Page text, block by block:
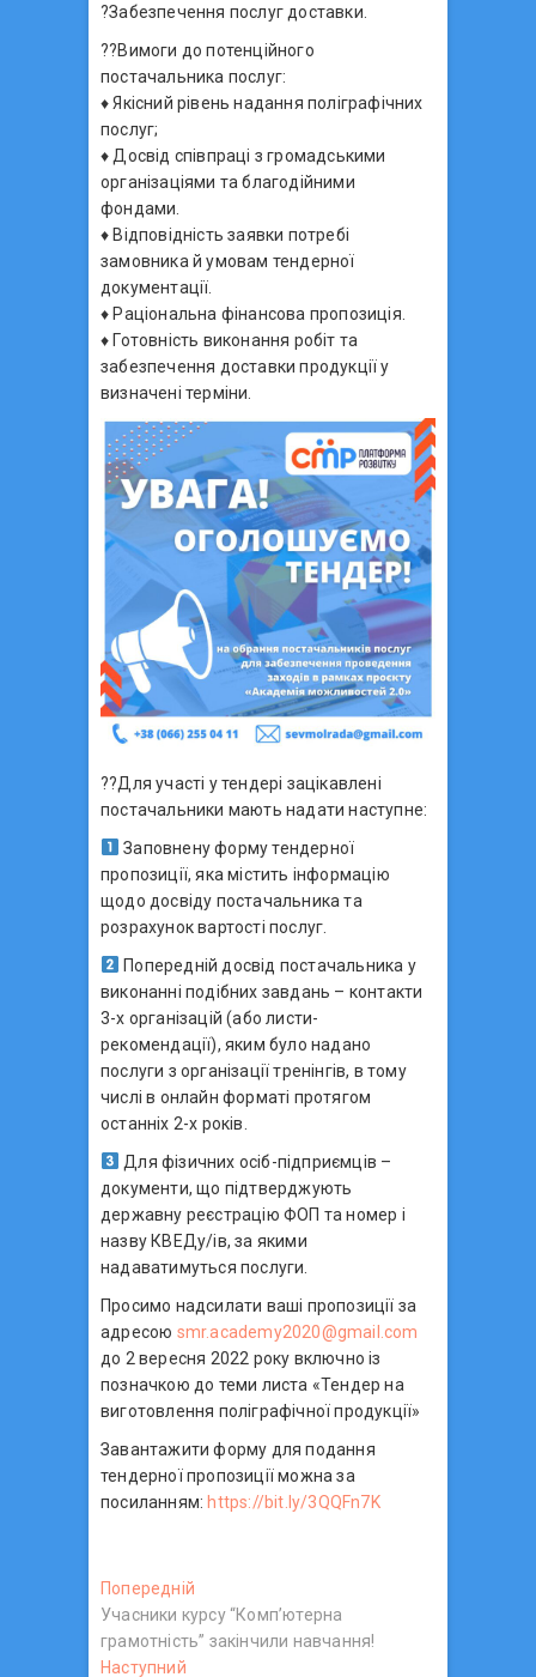
?Забезпечення послуг доставки.
??Вимоги до потенційного
постачальника послуг:
♦️ Якісний рівень надання поліграфічних
послуг;
♦️ Досвід співпраці з громадськими
організаціями та благодійними
фондами.
♦️ Відповідність заявки потребі
замовника й умовам тендерної
документації.
♦️ Раціональна фінансова пропозиція.
♦️ Готовність виконання робіт та
забезпечення доставки продукції у
визначені терміни.
??Для участі у тендері зацікавлені
постачальники мають надати наступне:
Заповнену форму тендерної
пропозиції, яка містить інформацію
щодо досвіду постачальника та
розрахунок вартості послуг.
Попередній досвід постачальника у
виконанні подібних завдань – контакти
3-х організацій (або листи-
рекомендації), яким було надано
послуги з організації тренінгів, в тому
числі в онлайн форматі протягом
останніх 2-х років.
Для фізичних осіб-підприємців –
документи, що підтверджують
державну реєстрацію ФОП та номер і
назву КВЕДу/ів, за якими
надаватимуться послуги.
Просимо надсилати ваші пропозиції за
адресою smr.academy2020@gmail.com
до 2 вересня 2022 року включно із
позначкою до теми листа «Тендер на
виготовлення поліграфічної продукції»
Завантажити форму для подання
тендерної пропозиції можна за
посиланням: https://bit.ly/3QQFn7K
Н
а
Попередній
о
п
Учасники курсу “Комп’ютерна
грамотність” закінчили навчання!
Наступний